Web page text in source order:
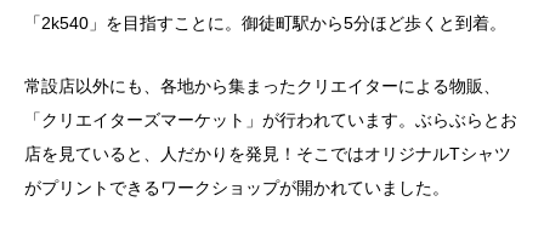
「2k540」を目指すことに。御徒町駅から5分ほど歩くと到着。
常設店以外にも、各地から集まったクリエイターによる物販、
「クリエイターズマーケット」が行われています。ぶらぶらとお
店を見ていると、人だかりを発見！そこではオリジナルTシャツ
がプリントできるワークショップが開かれていました。